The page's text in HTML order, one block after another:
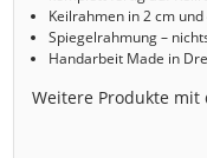
Keilrahmen in 2 cm
Spiegelrahmung –
Handarbeit Made in
Weitere Produkte